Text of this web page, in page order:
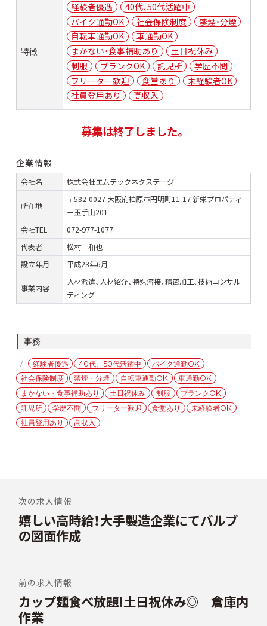
特徴
経験者優遇
40代、50代活躍中
バイク通勤OK
社会保険制度
禁煙・分煙
自転車通勤OK
車通勤OK
まかない・食事補助あり
土日祝休み
制服
ブランクOK 託児所
学歴不問
フリーター歓迎
食堂あり
未経験者OK
社員登用あり
高収入
募集は終了しました。
企業情報
会社名 株式会社エムテックネクステージ
所在地
〒582-0027 大阪府柏原市円明町11-17 新栄プロパティ
ー玉手山201
会社TEL
072-977-1077
代表者
松村 和也
設立年月
平成23年6月
事業内容
人材派遣、人材紹介、特殊溶接、精密加工、技術コンサル
ティング
ゴ
リ
ー
事務
タ
グ
経験者優遇 40代、50代活躍中
バイク通勤OK
社会保険制度
禁煙・分煙 自転車通勤OK
車通勤OK
まかない・食事補助あり
土日祝休み 制服
ブランクOK
託児所
学歴不問 フリーター歓迎 食堂あり
未経験者OK
社員登用あり
高収入
稿
ナ
ビ
ゲ
ー
シ
次の求人情報
前
の
投
稿:
嬉しい高時給！大手製造企業にてバルブ
の図面作成
前の求人情報
次
の
カップ麺食べ放題!土日祝休み◎ 倉庫内
作業